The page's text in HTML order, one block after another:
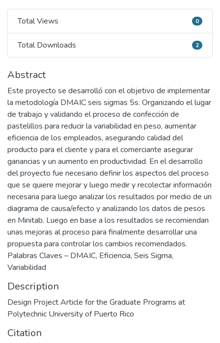
Total Views
Total Views 0
Total Downloads
Total Downloads 2
Abstract
Este proyecto se desarrolló con el objetivo de implementar
la metodología DMAIC seis sigmas 5s. Organizando el lugar
de trabajo y validando el proceso de confección de
pastelillos para reducir la variabilidad en peso, aumentar
eficiencia de los empleados, asegurando calidad del
producto para el cliente y para el comerciante asegurar
ganancias y un aumento en productividad. En el desarrollo
del proyecto fue necesario definir los aspectos del proceso
que se quiere mejorar y luego medir y recolectar información
necesaria para luego analizar los resultados por medio de un
diagrama de causa/efecto y analizando los datos de pesos
en Minitab. Luego en base a los resultados se recomiendan
unas mejoras al proceso para finalmente desarrollar una
propuesta para controlar los cambios recomendados.
Palabras Claves – DMAIC, Eficiencia, Seis Sigma,
Variabilidad
Description
Design Project Article for the Graduate Programs at
Polytechnic University of Puerto Rico
Citation